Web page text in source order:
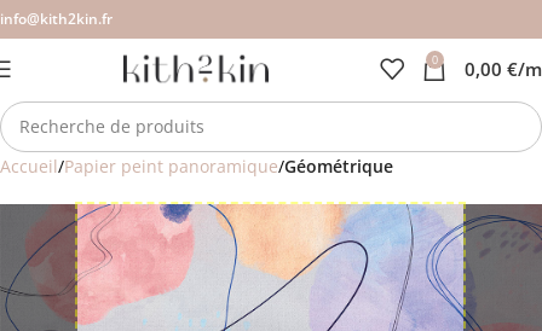
info@kith2kin.fr
0 0,00 €/
Accueil Papier peint panoramique Géométrique